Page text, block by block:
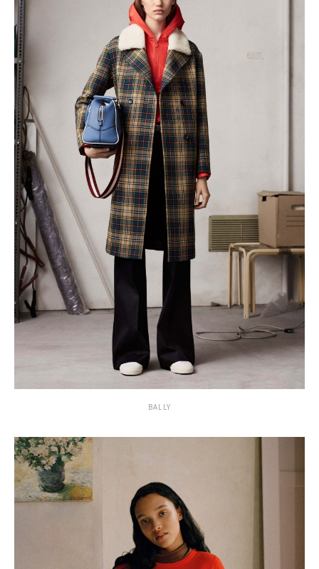
BALLY